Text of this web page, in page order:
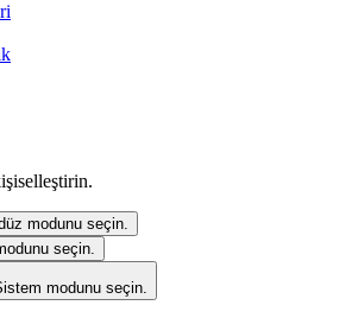
modunu seçin.
seçin.
modunu seçin.